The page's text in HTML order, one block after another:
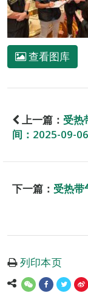
查看图库
上一篇： 受热
间：2025-09-06
下一篇： 受热带
列印本页